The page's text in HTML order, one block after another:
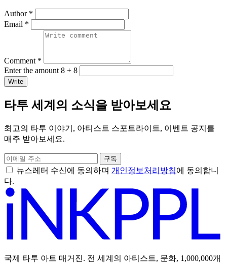
Author *
Email *
Comment *
Enter the amount 8 + 8
Write
타투 세계의 소식을 받아보세요
최고의 타투 이야기, 아티스트 스포트라이트, 이벤트 공지를
매주 받아보세요.
구독
뉴스레터 수신에 동의하며 개인정보처리방침에 동의합니
다.
국제 타투 아트 매거진. 전 세계의 아티스트, 문화, 1,000,000개